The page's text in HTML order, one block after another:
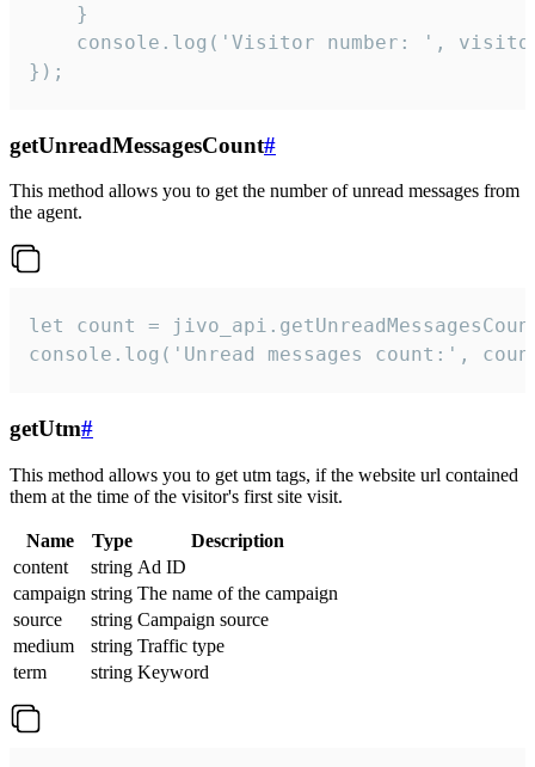
    }
console.log('Visitor number: ',
});
getUnreadMessagesCount#
This method allows you to get the number of unread messages from
the agent.
let count =
console.log('Unread messages count:',
getUtm#
This method allows you to get utm tags, if the website url contained
them at the time of the visitor's first site visit.
Name Type
Description
content
string Ad ID
campaign string The name of the campaign
source
string Campaign source
medium
string Traffic type
term
string Keyword